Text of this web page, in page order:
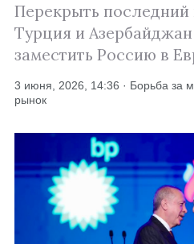
Перекрыть последний
Турция и
заместить Россию в
3 июня, 2026, 14:36 · Борьба за
рынок